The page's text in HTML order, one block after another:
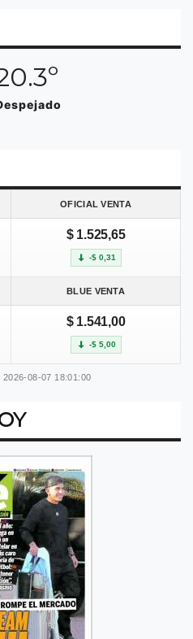
OFICIAL VENTA
$ 1.525,65
-$ 0,31
BLUE VENTA
$ 1.541,00
-$ 5,00
2026-08-07 18:01:00